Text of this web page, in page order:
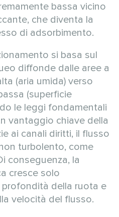
bassa vicino
che diventa la
di adsorbimento.
si basa sul
diffonde dalle aree a
(aria umida) verso
(superficie
le leggi fondamentali
vantaggio chiave della
ai canali diritti, il flusso
turbolento, come
conseguenza, la
cresce solo
della ruota e
velocità del flusso.